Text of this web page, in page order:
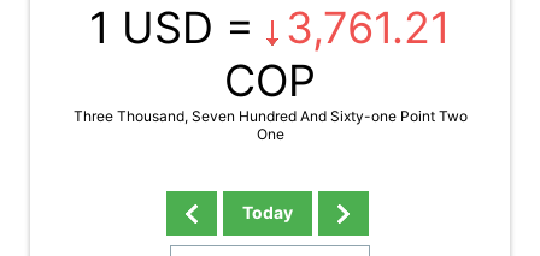
1 USD =
3,761.21
COP
Three Thousand, Seven Hundred And Sixty-one Point Two
One
Today